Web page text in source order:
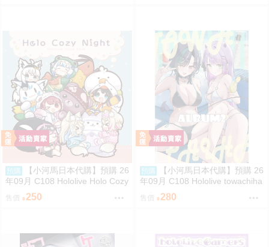
預購
【小河馬日本代購】預購 26
年09月 C108 Hololive Holo Cozy
Night 繪師:さめあんこ
售價 250
預購
【小河馬日本代購】預購 26
年09月 C108 Hololive towachiha
album2 繪師:柊シン
售價 280